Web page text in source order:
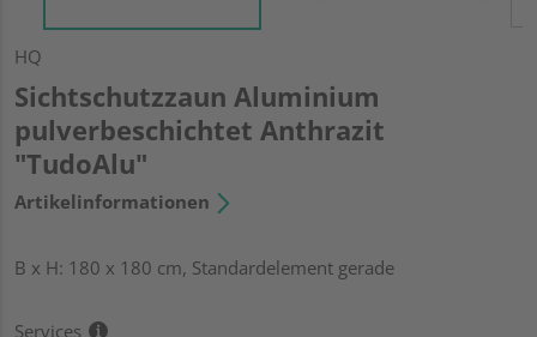
HQ
Sichtschutzzaun Aluminium
pulverbeschichtet Anthrazit
"TudoAlu"
Artikelinformationen
B x H: 180 x 180 cm, Standardelement gerade
Services